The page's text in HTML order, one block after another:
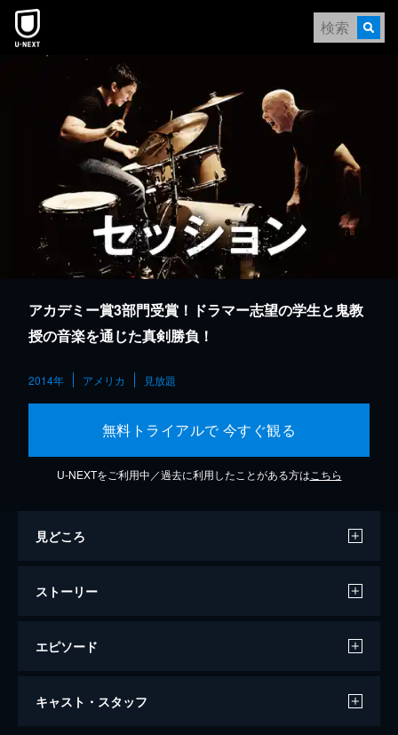
本文へスキップ
アカデミー賞3部門受賞！ドラマー志望の学生と鬼教
授の音楽を通じた真剣勝負！
2014年 アメリカ 見放題
無料トライアルで 今すぐ観る
U-NEXTをご利用中／過去に利用したことがある方は こちら
見どころ
ストーリー
エピソード
セッション
キャスト・スタッフ